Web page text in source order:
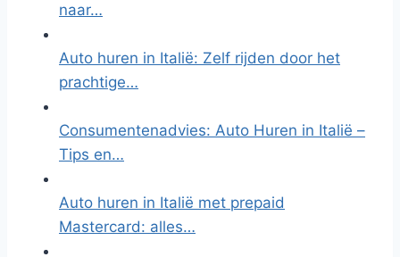
naar…
Auto huren in Italië: Zelf rijden door het
prachtige…
Consumentenadvies: Auto Huren in Italië –
Tips en…
Auto huren in Italië met prepaid
Mastercard: alles…